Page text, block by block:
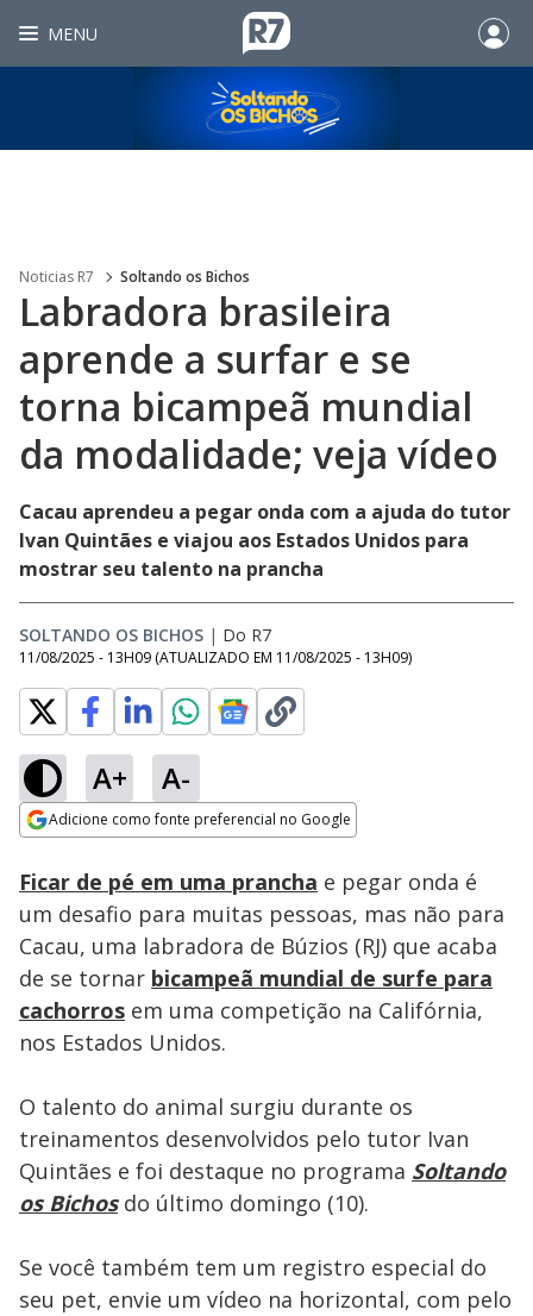
MENU
Noticias R7 Soltando os Bichos
Labradora brasileira
aprende a surfar e se
torna bicampeã mundial
da modalidade; veja vídeo
Cacau aprendeu a pegar onda com a ajuda do tutor
Ivan Quintães e viajou aos Estados Unidos para
mostrar seu talento na prancha
SOLTANDO OS BICHOS | Do R7
11/08/2025 - 13H09 (ATUALIZADO EM 11/08/2025 - 13H09)
A+ A-
Adicione como fonte preferencial no Google
Ativar
Loaded:
2.98%
Ficar de pé em uma prancha e pegar onda é
um desafio para muitas pessoas, mas não para
Cacau, uma labradora de Búzios (RJ) que acaba
de se tornar bicampeã mundial de surfe para
cachorros em uma competição na Califórnia,
nos Estados Unidos.
O talento do animal surgiu durante os
treinamentos desenvolvidos pelo tutor Ivan
Quintães e foi destaque no programa Soltando
os Bichosdo último domingo (10).
Se você também tem um registro especial do
seu pet, envie um vídeo na horizontal, com pelo